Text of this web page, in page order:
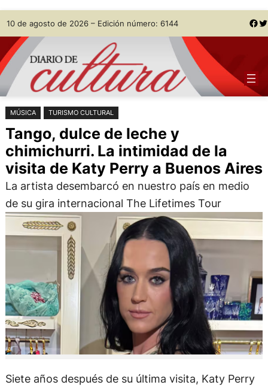
Saltar
al
contenido
Skip
to
content
10 de agosto de 2026 – Edición número: 6144 Facebook Twitter
MÚSICA TURISMO CULTURAL
Tango, dulce de leche y
chimichurri. La intimidad de la
visita de Katy Perry a Buenos Aires
La artista desembarcó en nuestro país en medio
de su gira internacional The Lifetimes Tour
Siete años después de su última visita, Katy Perry